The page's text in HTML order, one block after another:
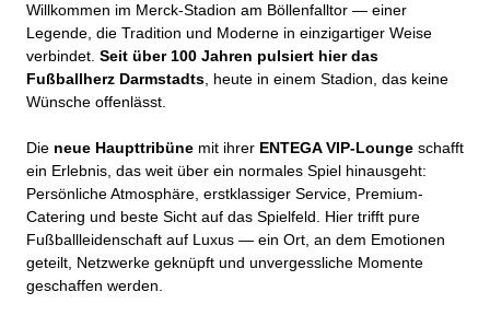
Willkommen im Merck-Stadion am Böllenfalltor — einer
Legende, die Tradition und Moderne in einzigartiger Weise
verbindet. Seit über 100 Jahren pulsiert hier das
Fußballherz Darmstadts , heute in einem Stadion, das keine
Wünsche offenlässt.
Die neue Haupttribüne mit ihrer ENTEGA VIP-Lounge schafft
ein Erlebnis, das weit über ein normales Spiel hinausgeht:
Persönliche Atmosphäre, erstklassiger Service, Premium-
Catering und beste Sicht auf das Spielfeld. Hier trifft pure
Fußballleidenschaft auf Luxus — ein Ort, an dem Emotionen
geteilt, Netzwerke geknüpft und unvergessliche Momente
geschaffen werden.